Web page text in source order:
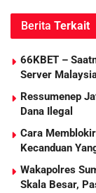
Berita Terkait
66KBET –
Server
Ressumenep
Dana Ilegal
Cara
Kecanduan
Wakapolres
Skala Besar,